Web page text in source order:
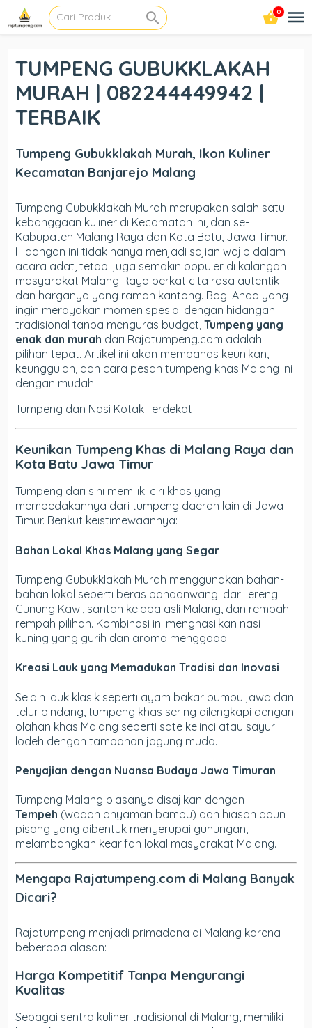
0
TUMPENG GUBUKKLAKAH
MURAH | 082244449942 |
TERBAIK
Tumpeng Gubukklakah Murah, Ikon Kuliner
Kecamatan Banjarejo Malang
Tumpeng Gubukklakah Murah merupakan salah satu
kebanggaan kuliner di Kecamatan ini, dan se-
Kabupaten Malang Raya dan Kota Batu, Jawa Timur.
Hidangan ini tidak hanya menjadi sajian wajib dalam
acara adat, tetapi juga semakin populer di kalangan
masyarakat Malang Raya berkat cita rasa autentik
dan harganya yang ramah kantong. Bagi Anda yang
ingin merayakan momen spesial dengan hidangan
tradisional tanpa menguras budget,Tumpeng yang
enak dan murah dari Rajatumpeng.com adalah
pilihan tepat. Artikel ini akan membahas keunikan,
keunggulan, dan cara pesan tumpeng khas Malang ini
dengan mudah.
Tumpeng dan Nasi Kotak Terdekat
Keunikan Tumpeng Khas di Malang Raya dan
Kota Batu Jawa Timur
Tumpeng dari sini memiliki ciri khas yang
membedakannya dari tumpeng daerah lain di Jawa
Timur. Berikut keistimewaannya:
Bahan Lokal Khas Malang yang Segar
Tumpeng Gubukklakah Murah menggunakan bahan-
bahan lokal seperti beras pandanwangi dari lereng
Gunung Kawi, santan kelapa asli Malang, dan rempah-
rempah pilihan. Kombinasi ini menghasilkan nasi
kuning yang gurih dan aroma menggoda.
Kreasi Lauk yang Memadukan Tradisi dan Inovasi
Selain lauk klasik seperti ayam bakar bumbu jawa dan
telur pindang, tumpeng khas sering dilengkapi dengan
olahan khas Malang seperti sate kelinci atau sayur
lodeh dengan tambahan jagung muda.
Penyajian dengan Nuansa Budaya Jawa Timuran
Tumpeng Malang biasanya disajikan dengan
Tempeh (wadah anyaman bambu) dan hiasan daun
pisang yang dibentuk menyerupai gunungan,
melambangkan kearifan lokal masyarakat Malang.
Mengapa Rajatumpeng.com di Malang Banyak
Dicari?
Rajatumpeng menjadi primadona di Malang karena
beberapa alasan:
Harga Kompetitif Tanpa Mengurangi
Kualitas
Sebagai sentra kuliner tradisional di Malang, memiliki